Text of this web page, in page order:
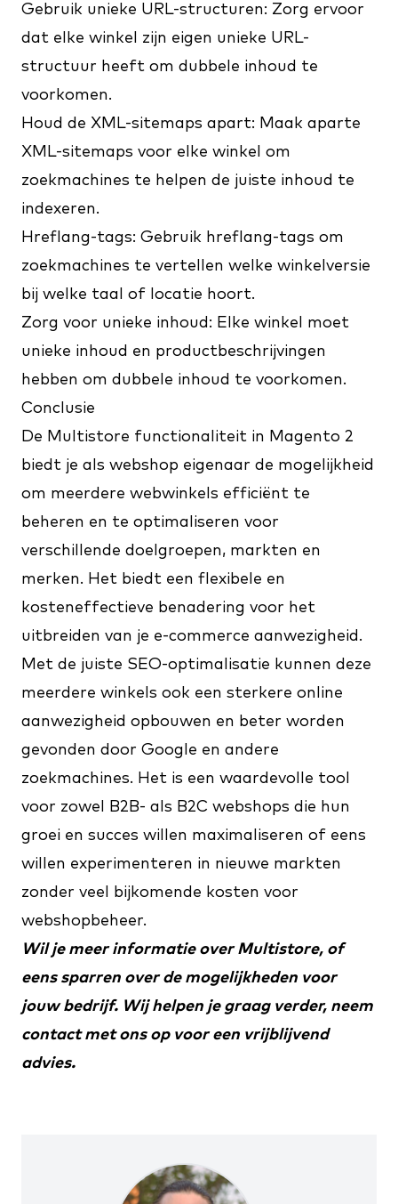
Gebruik unieke URL-structuren: Zorg ervoor
dat elke winkel zijn eigen unieke URL-
structuur heeft om dubbele inhoud te
voorkomen.
Houd de XML-sitemaps apart: Maak aparte
XML-sitemaps voor elke winkel om
zoekmachines te helpen de juiste inhoud te
indexeren.
Hreflang-tags: Gebruik hreflang-tags om
zoekmachines te vertellen welke winkelversie
bij welke taal of locatie hoort.
Zorg voor unieke inhoud: Elke winkel moet
unieke inhoud en productbeschrijvingen
hebben om dubbele inhoud te voorkomen.
Conclusie
De Multistore functionaliteit in Magento 2
biedt je als webshop eigenaar de mogelijkheid
om meerdere webwinkels efficiënt te
beheren en te optimaliseren voor
verschillende doelgroepen, markten en
merken. Het biedt een flexibele en
kosteneffectieve benadering voor het
uitbreiden van je e-commerce aanwezigheid.
Met de juiste SEO-optimalisatie kunnen deze
meerdere winkels ook een sterkere online
aanwezigheid opbouwen en beter worden
gevonden door Google en andere
zoekmachines. Het is een waardevolle tool
voor zowel B2B- als B2C webshops die hun
groei en succes willen maximaliseren of eens
willen experimenteren in nieuwe markten
zonder veel bijkomende kosten voor
webshopbeheer.
Wil je meer informatie over Multistore, of
eens sparren over de mogelijkheden voor
jouw bedrijf. Wij helpen je graag verder, neem
contactmet ons op voor een vrijblijvend
advies.